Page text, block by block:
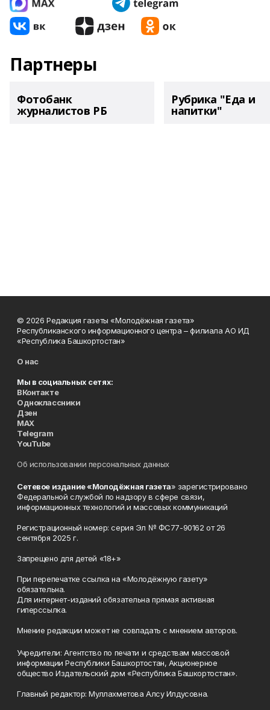
Партнеры
Фотобанк
журналистов РБ
Рубрика "Еда и
напитки"
© 2026 Редакция газеты «Молодёжная газета»
Республиканского информационного центра – филиала АО ИД
«Республика Башкортостан»
О нас
Мы в социальных сетях:
ВКонтакте
Одноклассники
Дзен
MAX
Telegram
YouTube
Об использовании персональных данных
Сетевое издание «Молодёжная газета» зарегистрировано
Федеральной службой по надзору в сфере связи,
информационных технологий и массовых коммуникаций
Регистрационный номер: серия Эл № ФС77-90162 от 26
сентября 2025 г.
Запрещено для детей «18+»
При перепечатке ссылка на «Молодёжную газету»
обязательна.
Для интернет-изданий обязательна прямая активная
гиперссылка.
Мнение редакции может не совпадать с мнением авторов.
Учредители: Агентство по печати и средствам массовой
информации Республики Башкортостан, Акционерное
общество Издательский дом «Республика Башкортостан».
Главный редактор: Муллахметова Алсу Илдусовна.